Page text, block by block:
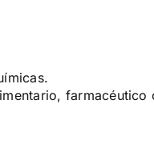
farmacéutico